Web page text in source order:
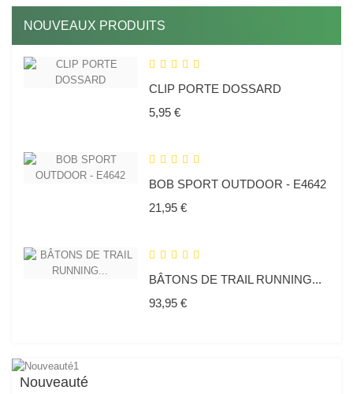
NOUVEAUX PRODUITS
CLIP PORTE DOSSARD
5,95 €Prix
BOB SPORT OUTDOOR - E4642
21,95 €Prix
BÂTONS DE TRAIL RUNNING...
93,95 €Prix
Nouveauté